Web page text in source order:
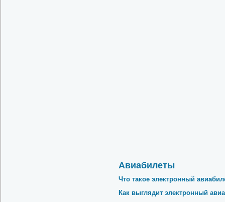
Авиабилеты
Что такое электронный
Как выглядит электронный